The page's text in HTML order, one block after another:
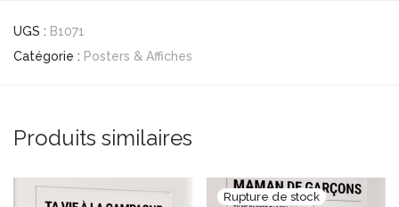
UGS : B1071
Catégorie : Posters & Affiches
Produits similaires